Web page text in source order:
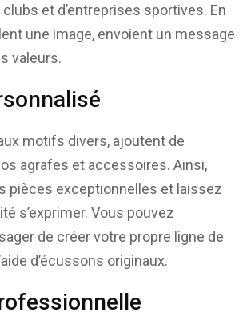
et d’entreprises sportives. En
une image, envoient un message
valeurs.
motifs divers, ajoutent de
agrafes et accessoires. Ainsi,
pièces exceptionnelles et laissez
s’exprimer. Vous pouvez
de créer votre propre ligne de
d’écussons originaux.